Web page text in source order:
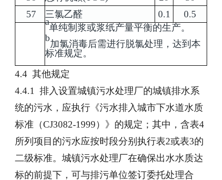
57
三氯乙醛 0.1 0.5
a
单纯制浆或浆纸产量平衡的生产。
b
加氯消毒后需进行脱氯处理，达到本
标准规定。
4.4 其他规定
4.4.1 排入设置城镇污水处理厂的城镇排水系
统的污水，应执行《污水排入城市下水道水质
标准（CJ3082-1999）》的规定；其中，含表4
所列项目的污水应按时段分别执行表2或表3的
二级标准。城镇污水处理厂在确保出水水质达
标的前提下，可与排污单位签订委托处理合